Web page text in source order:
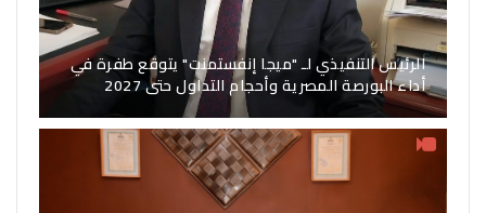
الرئيس التنفيذي لـ "ميجا إنفستمنت" يتوقع طفرة في
أداء البورصة المصرية وأحجام التداول حتى 2027